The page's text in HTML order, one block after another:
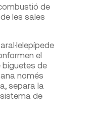
de
les sales
el
biguetes de
només
separa la
de